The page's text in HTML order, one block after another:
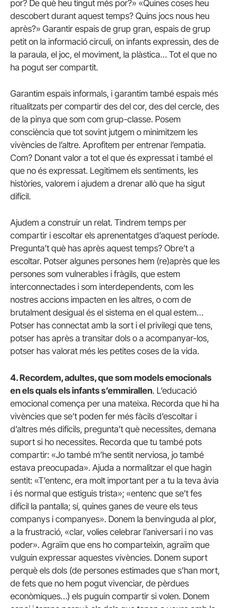
por? De què heu tingut més por?» «Quines coses heu
descobert durant aquest temps? Quins jocs nous heu
après?» Garantir espais de grup gran, espais de grup
petit on la informació circuli, on infants expressin, des de
la paraula, el joc, el moviment, la plàstica… Tot el que no
ha pogut ser compartit.
Garantim espais informals, i garantim també espais més
ritualitzats per compartir des del cor, des del cercle, des
de la pinya que som com grup-classe. Posem
consciència que tot sovint jutgem o minimitzem les
vivències de l’altre. Aprofitem per entrenar l’empatia.
Com? Donant valor a tot el que és expressat i també el
que no és expressat. Legitimem els sentiments, les
històries, valorem i ajudem a drenar allò que ha sigut
difícil.
Ajudem a construir un relat. Tindrem temps per
compartir i escoltar els aprenentatges d’aquest període.
Pregunta’t què has après aquest temps? Obre’t a
escoltar. Potser algunes persones hem (re)après que les
persones som vulnerables i fràgils, que estem
interconnectades i som interdependents, com les
nostres accions impacten en les altres, o com de
brutalment desigual és el sistema en el qual estem…
Potser has connectat amb la sort i el privilegi que tens,
potser has après a transitar dols o a acompanyar-los,
potser has valorat més les petites coses de la vida.
4. Recordem, adultes, que som models emocionals
en els quals els infants s’emmirallen. L’educació
emocional comença per una mateixa. Recorda que hi ha
vivències que se’t poden fer més fàcils d’escoltar i
d’altres més difícils, pregunta’t què necessites, demana
suport si ho necessites. Recorda que tu també pots
compartir: «Jo també m’he sentit nerviosa, jo també
estava preocupada». Ajuda a normalitzar el que hagin
sentit: «T’entenc, era molt important per a tu la teva àvia
i és normal que estiguis trista»; «entenc que se’t fes
difícil la pantalla; sí, quines ganes de veure els teus
companys i companyes». Donem la benvinguda al plor,
a la frustració, «clar, volies celebrar l’aniversari i no vas
poder». Agraïm que ens ho comparteixin, agraïm que
vulguin expressar aquestes vivències. Donem suport
perquè els dols (de persones estimades que s’han mort,
de fets que no hem pogut vivenciar, de pèrdues
econòmiques…) els puguin compartir si volen. Donem